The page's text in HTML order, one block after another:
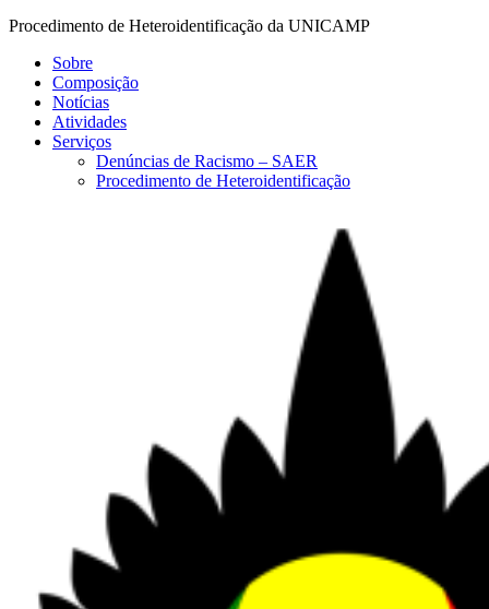
Procedimento de Heteroidentificação da UNICAMP
Sobre
Composição
Notícias
Atividades
Serviços
Denúncias de Racismo – SAER
Procedimento de Heteroidentificação